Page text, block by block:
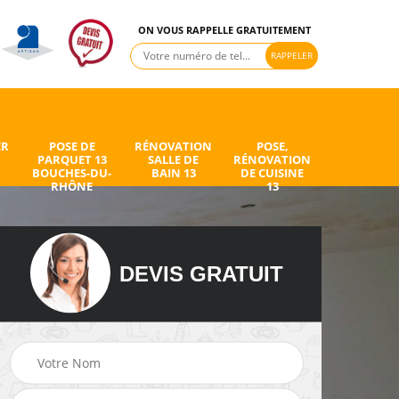
ON VOUS RAPPELLE GRATUITEMENT
POSE DE
PARQUET 13
BOUCHES-DU-
RHÔNE
RÉNOVATION
SALLE DE
BAIN 13
POSE,
RÉNOVATION
DE CUISINE
13
Electricien 13
DEVIS GRATUIT